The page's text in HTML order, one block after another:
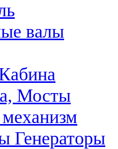
валы
Мосты
Генераторы